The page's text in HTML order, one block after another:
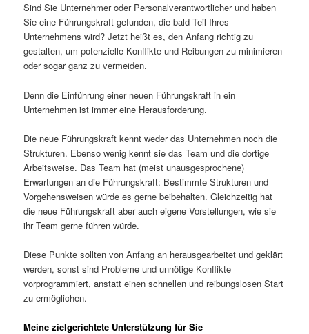
Sind Sie Unternehmer oder Personalverantwortlicher und haben
Sie eine Führungskraft gefunden, die bald Teil Ihres
Unternehmens wird? Jetzt heißt es, den Anfang richtig zu
gestalten, um potenzielle Konflikte und Reibungen zu minimieren
oder sogar ganz zu vermeiden.
Denn die Einführung einer neuen Führungskraft in ein
Unternehmen ist immer eine Herausforderung.
Die neue Führungskraft kennt weder das Unternehmen noch die
Strukturen. Ebenso wenig kennt sie das Team und die dortige
Arbeitsweise. Das Team hat (meist unausgesprochene)
Erwartungen an die Führungskraft: Bestimmte Strukturen und
Vorgehensweisen würde es gerne beibehalten. Gleichzeitig hat
die neue Führungskraft aber auch eigene Vorstellungen, wie sie
ihr Team gerne führen würde.
Diese Punkte sollten von Anfang an herausgearbeitet und geklärt
werden, sonst sind Probleme und unnötige Konflikte
vorprogrammiert, anstatt einen schnellen und reibungslosen Start
zu ermöglichen.
Meine zielgerichtete Unterstützung für Sie